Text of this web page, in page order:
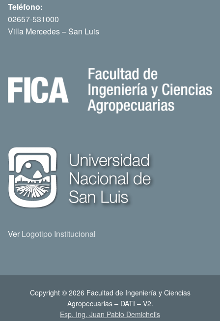
Teléfono:
02657-531000
Villa Mercedes – San Luis
Ver Logotipo Institucional
Copyright © 2026 Facultad de Ingeniería y Ciencias
Agropecuarias – DATI – V2.
Esp. Ing. Juan Pablo Demichelis